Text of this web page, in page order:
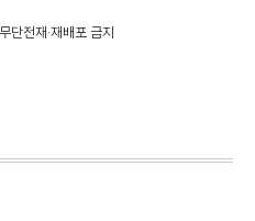
단전재·재배포 금지